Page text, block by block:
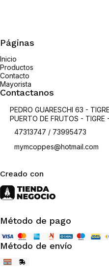
Páginas
Inicio
Productos
Contacto
Mayorista
Contactanos
PEDRO GUARESCHI 63 -
PUERTO DE FRUTOS - TIGRE
47313747 / 73995473
mymcoppes@hotmail.com
Creado con
Método de pago
Método de envío